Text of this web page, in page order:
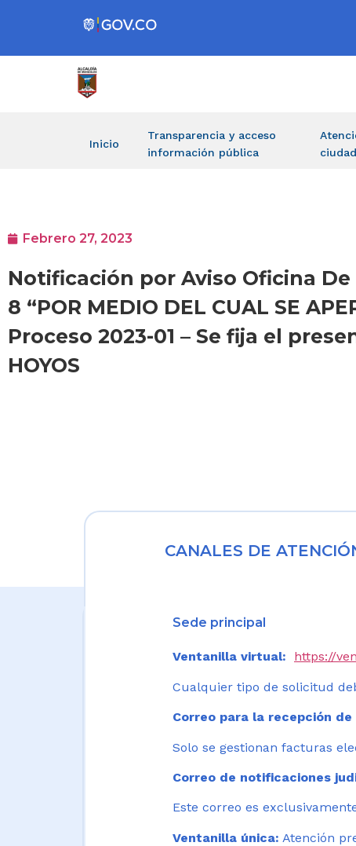
Inicio
Transparencia y acceso
información pública
Febrero 27, 2023
Notificación por Aviso Oficina
8 “POR MEDIO DEL CUAL SE
Proceso 2023-01 – Se fija el
HOYOS
CANALES DE
Sede principal
Ventanilla virtual: https://
Cualquier tipo de solicitud
Correo para la recepción
Solo se gestionan facturas
Correo de notificaciones
Este correo es
Ventanilla única: Atención